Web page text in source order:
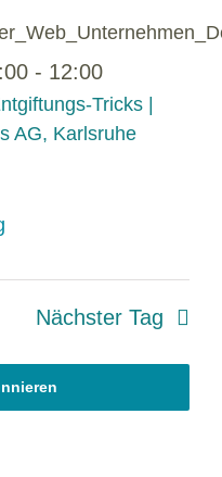
Tricks |
AG, Karlsruhe
- 12:00
Nächster Tag